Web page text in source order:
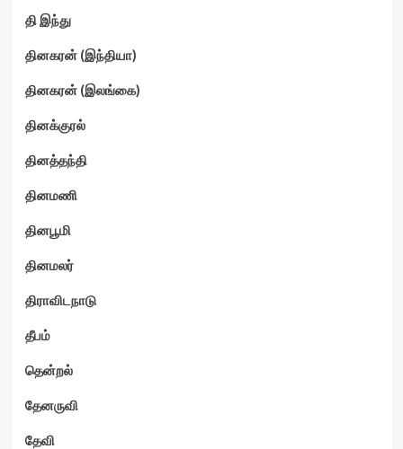
தி இந்து
தினகரன் (இந்தியா)
தினகரன் (இலங்கை)
தினக்குரல்
தினத்தந்தி
தினமணி
தினபூமி
தினமலர்
திராவிடநாடு
தீபம்
தென்றல்
தேனருவி
தேவி